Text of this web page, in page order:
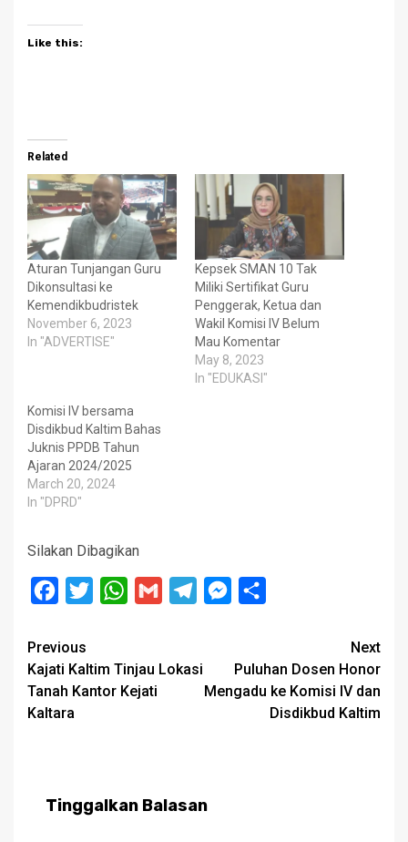
Like this:
Related
Aturan Tunjangan Guru
Dikonsultasi ke
Kemendikbudristek
November 6, 2023
In "ADVERTISE"
Kepsek SMAN 10 Tak
Miliki Sertifikat Guru
Penggerak, Ketua dan
Wakil Komisi IV Belum
Mau Komentar
May 8, 2023
In "EDUKASI"
Komisi IV bersama
Disdikbud Kaltim Bahas
Juknis PPDB Tahun
Ajaran 2024/2025
March 20, 2024
In "DPRD"
Silakan Dibagikan
Facebook
Twitter WhatsApp
Gmail TelegramMessenger
Post
navigation
Previous
Kajati Kaltim Tinjau Lokasi
Tanah Kantor Kejati
Kaltara
Next
Puluhan Dosen Honor
Mengadu ke Komisi IV dan
Disdikbud Kaltim
Tinggalkan Balasan